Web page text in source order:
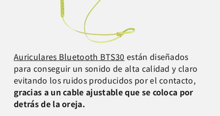
Auriculares Bluetooth BTS30 están diseñados
para conseguir un sonido de alta calidad y claro
evitando los ruidos producidos por el contacto,
gracias a un cable ajustable que se coloca por
detrás de la oreja.